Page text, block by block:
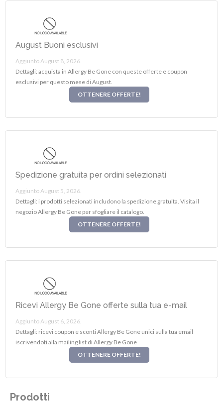
August Buoni esclusivi
Aggiunto August 8, 2026.
Dettagli: acquista in Allergy Be Gone con queste offerte e coupon
esclusivi per questo mese di August.
OTTENERE OFFERTE!
Spedizione gratuita per ordini selezionati
Aggiunto August 5, 2026.
Dettagli: i prodotti selezionati includono la spedizione gratuita. Visita il
negozio Allergy Be Gone per sfogliare il catalogo.
OTTENERE OFFERTE!
Ricevi Allergy Be Gone offerte sulla tua e-mail
Aggiunto August 6, 2026.
Dettagli: ricevi coupon e sconti Allergy Be Gone unici sulla tua email
iscrivendoti alla mailing list di Allergy Be Gone
OTTENERE OFFERTE!
Prodotti